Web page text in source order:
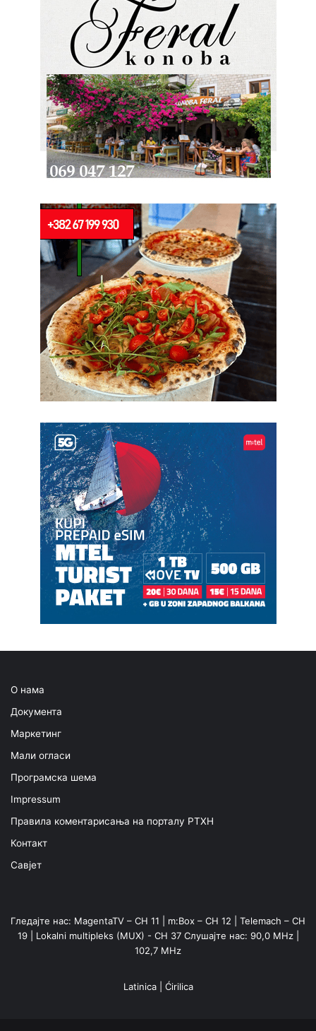
О нама
Документа
Маркетинг
Мали огласи
Програмска шема
Impressum
Правила коментарисања на порталу РТХН
Контакт
Савјет
Гледајте нас: MagentaTV – CH 11 | m:Box – CH 12 | Telemach – CH
19 | Lokalni multipleks (MUX) - CH 37 Слушајте нас: 90,0 MHz |
102,7 MHz
Latinica| Ćirilica